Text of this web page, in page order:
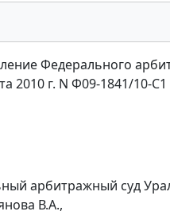
Федерального
2010 г. N Ф09-1841/10-
арбитражный суд
В.А.,